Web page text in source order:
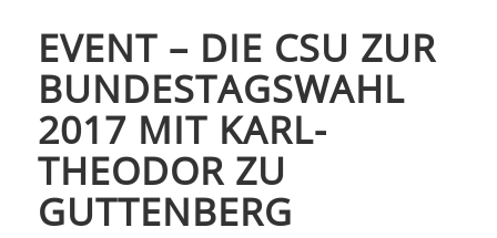
EVENT – DIE CSU ZUR
BUNDESTAGSWAHL
2017 MIT KARL-
THEODOR ZU
GUTTENBERG